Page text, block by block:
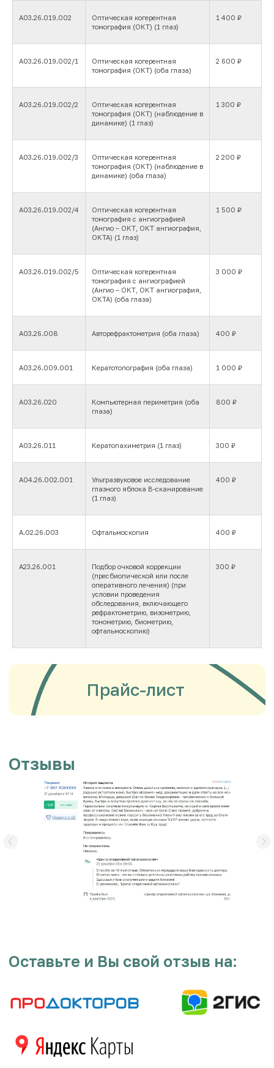
А03.26.019.002
Оптическая когерентная
томография (ОКТ) (1 глаз)
1 400 ₽
А03.26.019.002/1
Оптическая когерентная
томография (ОКТ) (оба глаза)
2 600 ₽
А03.26.019.002/2
Оптическая когерентная
томография (ОКТ) (наблюдение в
динамике) (1 глаз)
1 300 ₽
А03.26.019.002/3
Оптическая когерентная
томография (ОКТ) (наблюдение в
динамике) (оба глаза)
2 200 ₽
А03.26.019.002/4
Оптическая когерентная
томография с ангиографией
(Ангио – ОКТ, ОКТ ангиография,
ОКТА) (1 глаз)
1 500 ₽
А03.26.019.002/5
Оптическая когерентная
томография с ангиографией
(Ангио – ОКТ, ОКТ ангиография,
ОКТА) (оба глаза)
3 000 ₽
А03.26.008 Авторефрактометрия (оба глаза) 400 ₽
А03.26.009.001 Кератотопография (оба глаза) 1 000 ₽
А03.26.020
Компьютерная периметрия (оба
глаза)
800 ₽
А03.26.011 Кератопахиметрия (1 глаз) 300 ₽
A04.26.002.001
Ультразвуковое исследование
глазного яблока В-сканирование
(1 глаз)
400 ₽
А.02.26.003 Офтальмоскопия 400 ₽
А23.26.001
Подбор очковой коррекции
(пресбиопической или после
оперативного лечения) (при
условии проведения
обследования, включающего
рефрактометрию, визометрию,
тонометрию, биометрию,
офтальмоскопию)
300 ₽
38.1
Направления деятельности
СО СПЕЦИАЛИСТОМ.
Социальные
Версия для слабовидящих